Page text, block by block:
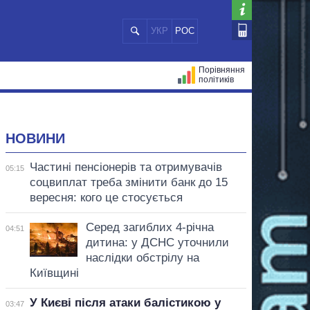
УКР РОС
Порівняння
політиків
НОВИНИ
05:15
Частині пенсіонерів та отримувачів
соцвиплат треба змінити банк до 15
вересня: кого це стосується
04:51
Серед загиблих 4-річна
дитина: у ДСНС уточнили
наслідки обстрілу на
Київщині
03:47
У Києві після атаки балістикою у